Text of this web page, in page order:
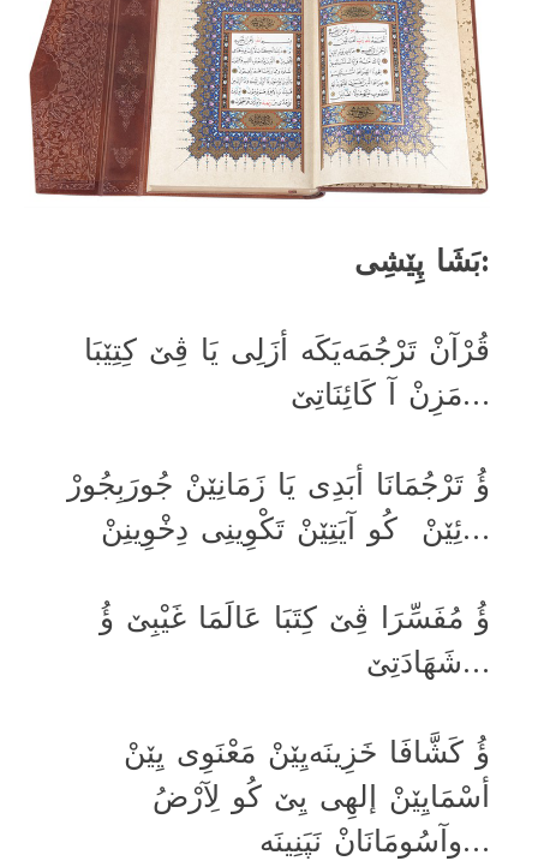
بَشَا پِێشِی:
قُرْآنْ تَرْجُمَەیَکَە أزَلِی یَا ڤِێ کِتِێبَا
مَزِنْ آ کَائِنَاتِێ…
ؤُ تَرْجُمَانَا أبَدِی یَا زَمَانِێنْ جُورَبِجُورْ
ئِێنْ کُو آیَتِێنْ تَکْوِینِی دِخْوِینِنْ…
ؤُ مُفَسِّرَا ڤِێ کِتَبَا عَالَمَا غَیْبِێ ؤُ
شَهَادَتِێ…
ؤُ کَشَّافَا خَزِینَەیِێنْ مَعْنَوِی یِێنْ
أسْمَایِێنْ إلهِی یِێ کُو لِآرْضُ
وآسُومَانَانْ نَپَنِینَە…